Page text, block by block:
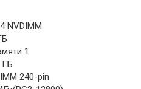
NVDIMM
1
ГБ
240-pin